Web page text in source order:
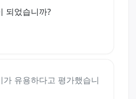
되었습니까?
유용하다고 평가했습니